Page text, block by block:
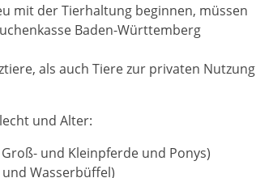
mit der Tierhaltung beginnen, müssen
Baden-Württemberg
als auch Tiere zur privaten Nutzung
und Alter:
und Kleinpferde und Ponys)
Wasserbüffel)